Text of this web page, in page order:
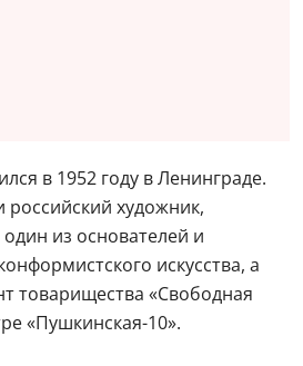
в 1952 году в Ленинграде.
художник,
из основателей и
искусства, а
товарищества «Свободная
«Пушкинская-10».